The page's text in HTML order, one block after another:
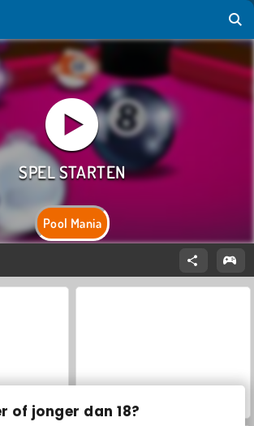
of jonger dan 18?
Pool Mania
Hidden Object: Street of Secrets